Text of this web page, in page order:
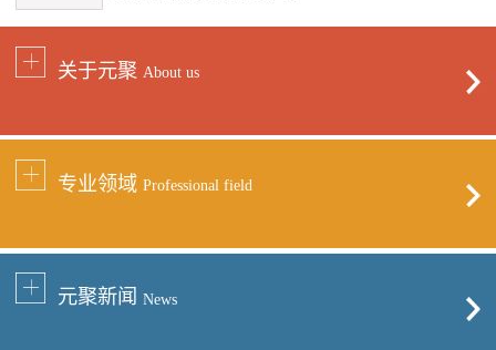
关于元聚 About us
专业领域 Professional field
元聚新闻 News